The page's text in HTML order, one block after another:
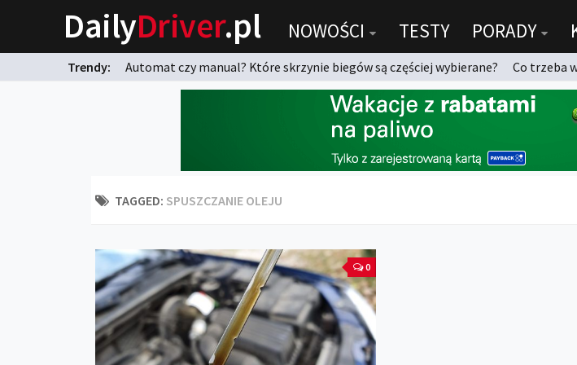
DailyDriver.pl NOWOŚCI TESTY PORADY
Trendy: Automat czy manual? Które skrzynie biegów są częściej wybierane? Co trzeba
TAGGED: SPUSZCZANIE OLEJU
0